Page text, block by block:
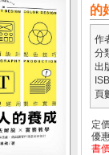
的
作
分
出
頁
定
優
書